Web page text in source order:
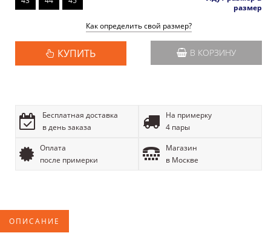
размер
Как определить свой размер?
КУПИТЬ В КОРЗИНУ
Бесплатная доставка
в день заказа
На примерку
4 пары
Оплата
после примерки
Магазин
в Москве
ОПИСАНИЕ